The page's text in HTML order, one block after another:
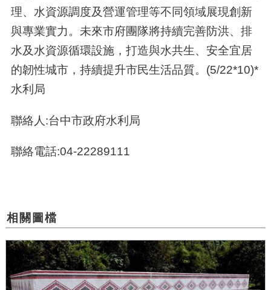
理、水資源調度及營運管理等不同領域展現創新
與專業實力。未來市府團隊將持續完善防洪、排
水及水資源循環設施，打造與水共生、安全宜居
的韌性城市，持續提升市民生活品質。(5/22*10)*
水利局
聯絡人:台中市政府水利局
聯絡電話:04-22289111
相關圖檔